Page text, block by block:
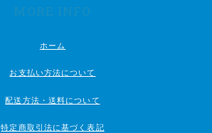
MORE INFO
ホーム
お支払い方法について
配送方法・送料について
特定商取引法に基づく表記